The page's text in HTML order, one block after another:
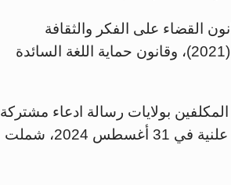
قانون الوقاية من الأوبئة (2020)، وقانون القضاء على الفكر والثقافة
الرجعية (2020)، وقانون الإجراءات الطارئة لمكافحة الأوبئة (2021)، وقانون حماية اللغة السائدة
من المكلفين بولايات رسالة ادعاء مشتركة
إلى حكومة كوريا الشمالية بشأن تقارير تفيد بإجراء محاكمة علنية في 31 أغسطس 2024، شملت